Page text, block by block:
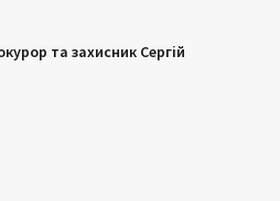
та захисник Сергій